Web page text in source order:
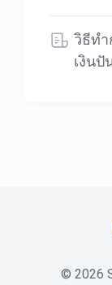
วิธีท
เงินปั
© 2026